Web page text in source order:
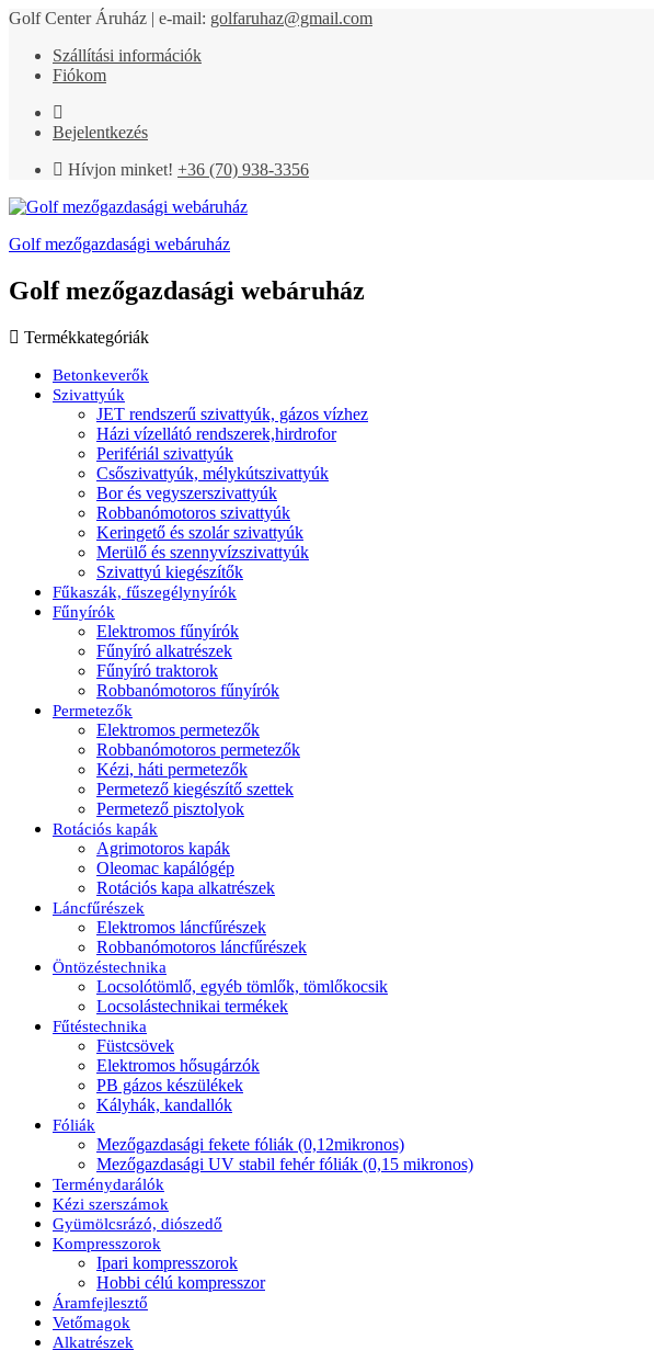
Golf Center Áruház | e-mail: golfaruhaz@gmail.com
Szállítási információk
Fiókom
Bejelentkezés
Hívjon minket! +36 (70) 938-3356
Golf mezőgazdasági webáruház
Golf mezőgazdasági webáruház
Termékkategóriák
Betonkeverők
Szivattyúk
JET rendszerű szivattyúk, gázos vízhez
Házi vízellátó rendszerek,hirdrofor
Perifériál szivattyúk
Csőszivattyúk, mélykútszivattyúk
Bor és vegyszerszivattyúk
Robbanómotoros szivattyúk
Keringető és szolár szivattyúk
Merülő és szennyvízszivattyúk
Szivattyú kiegészítők
Fűkaszák, fűszegélynyírók
Fűnyírók
Elektromos fűnyírók
Fűnyíró alkatrészek
Fűnyíró traktorok
Robbanómotoros fűnyírók
Permetezők
Elektromos permetezők
Robbanómotoros permetezők
Kézi, háti permetezők
Permetező kiegészítő szettek
Permetező pisztolyok
Rotációs kapák
Agrimotoros kapák
Oleomac kapálógép
Rotációs kapa alkatrészek
Láncfűrészek
Elektromos láncfűrészek
Robbanómotoros láncfűrészek
Öntözéstechnika
Locsolótömlő, egyéb tömlők, tömlőkocsik
Locsolástechnikai termékek
Fűtéstechnika
Füstcsövek
Elektromos hősugárzók
PB gázos készülékek
Kályhák, kandallók
Fóliák
Mezőgazdasági fekete fóliák (0,12mikronos)
Mezőgazdasági UV stabil fehér fóliák (0,15 mikronos)
Terménydarálók
Kézi szerszámok
Gyümölcsrázó, diószedő
Kompresszorok
Ipari kompresszorok
Hobbi célú kompresszor
Áramfejlesztő
Vetőmagok
Alkatrészek